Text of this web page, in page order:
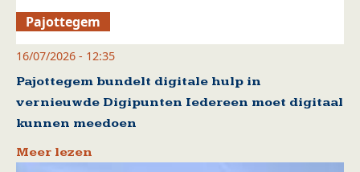
Pajottegem
16/07/2026 - 12:35
Pajottegem bundelt digitale hulp in
vernieuwde Digipunten Iedereen moet digitaal
kunnen meedoen
Meer lezen